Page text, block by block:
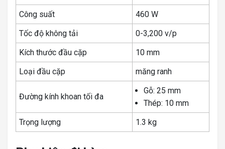
Công suất
460 W
Tốc độ không tải
0-3,200 v/p
Kích thước đầu cặp
10 mm
Loại đầu cặp
măng ranh
Đường kính khoan tối đa
Gỗ: 25 mm
Thép: 10 mm
Trọng lượng
1.3 kg